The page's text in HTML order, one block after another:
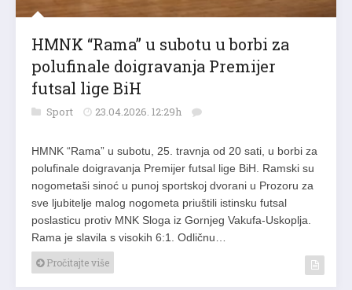
HMNK “Rama” u subotu u borbi za
polufinale doigravanja Premijer
futsal lige BiH
Sport 23.04.2026. 12:29h
HMNK “Rama” u subotu, 25. travnja od 20 sati, u borbi za
polufinale doigravanja Premijer futsal lige BiH. Ramski su
nogometaši sinoć u punoj sportskoj dvorani u Prozoru za
sve ljubitelje malog nogometa priuštili istinsku futsal
poslasticu protiv MNK Sloga iz Gornjeg Vakufa-Uskoplja.
Rama je slavila s visokih 6:1. Odličnu…
Pročitajte više